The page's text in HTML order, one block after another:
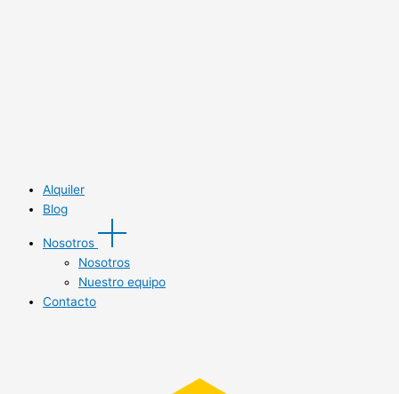
Alquiler
Blog
Nosotros
Nosotros
Nuestro equipo
Contacto